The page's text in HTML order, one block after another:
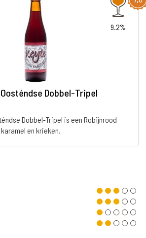
9.2%
Dobbel-Tripel
Dobbel-Tripel is een Robijnrood
en krieken.